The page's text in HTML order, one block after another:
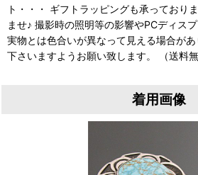
ト・・・ ギフトラッピングも承っており
ませ♪ 撮影時の照明等の影響やPCディス
実物とは色合いが異なって見える場合が
下さいますようお願い致します。 （送料無
着用画像